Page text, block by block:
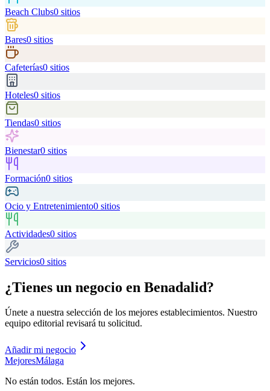
Beach Clubs0 sitios
Bares0 sitios
Cafeterías0 sitios
Hoteles0 sitios
Tiendas0 sitios
Bienestar0 sitios
Formación0 sitios
Ocio y Entretenimiento0 sitios
Actividades0 sitios
Servicios0 sitios
¿Tienes un negocio en Benadalid?
Únete a nuestra selección de los mejores establecimientos. Nuestro
equipo editorial revisará tu solicitud.
Añadir mi negocio
MejoresMálaga
No están todos. Están los mejores.